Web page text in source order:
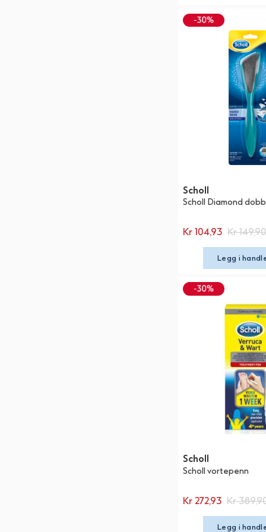
Scholl
Scholl Diamond
Kr 104,93 Kr 149,90
Legg i
Scholl
Scholl vortepenn
Kr 272,93 Kr
Legg i